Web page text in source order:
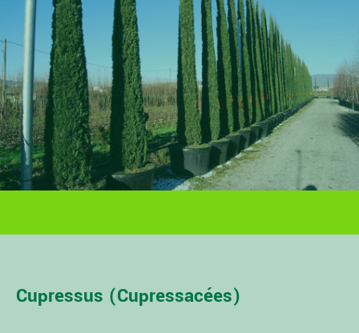
Cupressus (Cupressacées)